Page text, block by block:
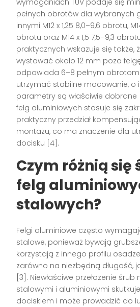
wymaganiach TÜV podaje się
pełnych obrotów dla wybranych
innymi M12 x 1,25 8,0–9,6 obrotu,
obrotu oraz M14 x 1,5 7,5–9,3
praktycznych wskazuje się także,
wystawać około 12 mm poza
odpowiada 6–8 pełnym
utrzymać stabilne mocowanie, o
parametry są właściwie dobrane
felg aluminiowych stosuje się
praktyczny przedział
montażu, co ma znaczenie dla
docisku [4].
Czym różnią się
felg
stalowych?
Felgi aluminiowe często
stalowe, ponieważ bywają
korzystają z innego profilu
zarówno na niezbędną długość,
[3]. Niewłaściwe przełożenie
stalowymi i aluminiowymi
dociskiem i może prowadzić do